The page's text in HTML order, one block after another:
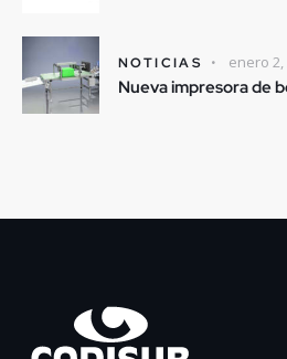
NOTICIAS enero 2,
Nueva impresora de